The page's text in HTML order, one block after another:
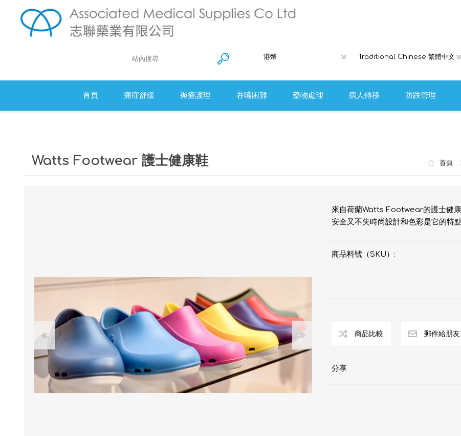
首頁 痛症舒緩 褥瘡護理
醫療羊毛
吞嚥困難 藥物處理 病人轉移 防跌管理
防跌工具首頁
Watts Footwear 護士健康鞋
來自荷蘭Watts Footwear的護士健康
安全又不失時尚設計和色彩是它的特點
商品料號（SKU）:
分享